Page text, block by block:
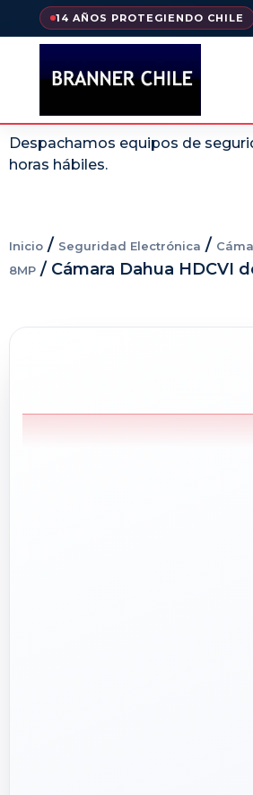
14 AÑOS PROTEGIENDO CHILE
Despachamos equipos de
horas hábiles.
Inicio / Seguridad Electrónica /
8MP / Cámara Dahua HDCVI